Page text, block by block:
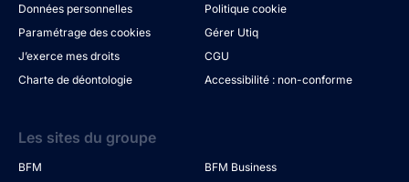
Données personnelles
Politique cookie
Paramétrage des cookies
Gérer Utiq
J’exerce mes droits
CGU
Charte de déontologie
Accessibilité : non-conforme
Les sites du groupe
BFM
BFM Business